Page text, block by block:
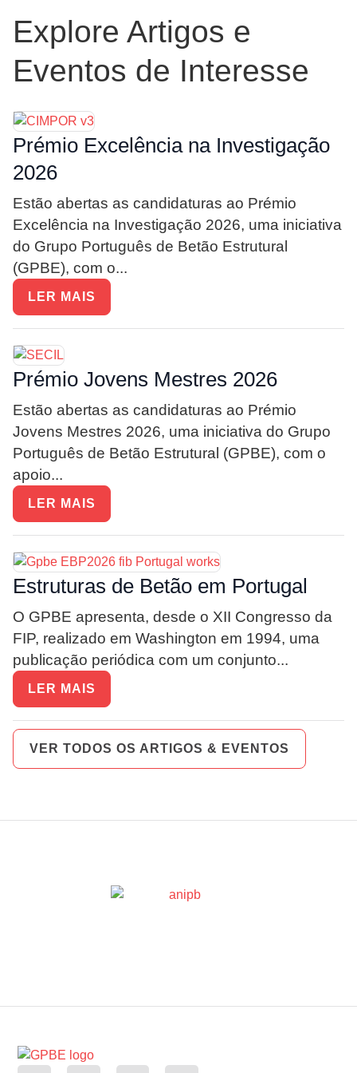
Explore Artigos e
Eventos de Interesse
Prémio Excelência na Investigação
2026
Estão abertas as candidaturas ao Prémio
Excelência na Investigação 2026, uma iniciativa
do Grupo Português de Betão Estrutural
(GPBE), com o...
LER MAIS
Prémio Jovens Mestres 2026
Estão abertas as candidaturas ao Prémio
Jovens Mestres 2026, uma iniciativa do Grupo
Português de Betão Estrutural (GPBE), com o
apoio...
LER MAIS
Estruturas de Betão em Portugal
O GPBE apresenta, desde o XII Congresso da
FIP, realizado em Washington em 1994, uma
publicação periódica com um conjunto...
LER MAIS
VER TODOS OS ARTIGOS & EVENTOS